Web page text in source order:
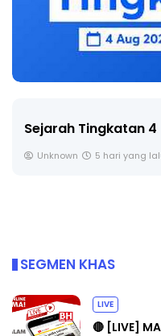
LIVE
🔴 [LIVE] PRINSIP
SEGMEN KHAS
LIVE
🔴 [LIVE]